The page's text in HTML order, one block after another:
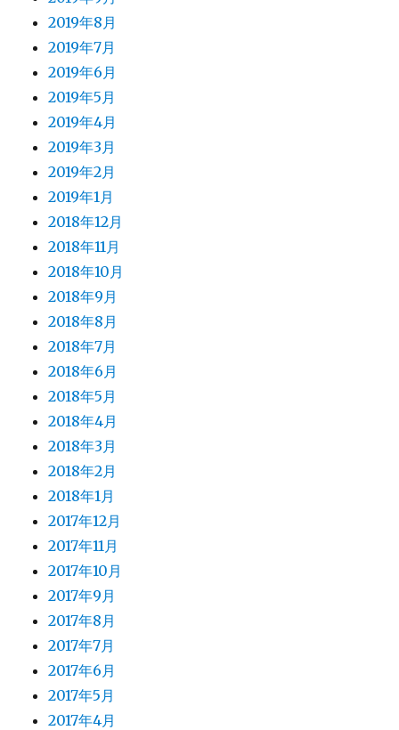
2019年8月
2019年7月
2019年6月
2019年5月
2019年4月
2019年3月
2019年2月
2019年1月
2018年12月
2018年11月
2018年10月
2018年9月
2018年8月
2018年7月
2018年6月
2018年5月
2018年4月
2018年3月
2018年2月
2018年1月
2017年12月
2017年11月
2017年10月
2017年9月
2017年8月
2017年7月
2017年6月
2017年5月
2017年4月